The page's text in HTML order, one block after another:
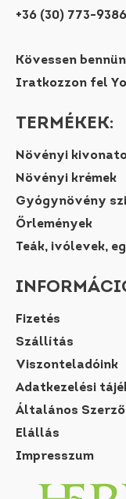
+36 (30) 773-9386
Kövessen
Iratkozzon fel
TERMÉKEK:
Növényi
Növényi krémek
Gyógynövény
Őrlemények
Teák, ivólevek,
Fizetés
Szállítás
Viszonteladóink
Adatkezelési
Általános
Elállás
Impresszum